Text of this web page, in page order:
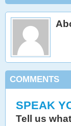
COMMENTS
SPEAK
Tell us